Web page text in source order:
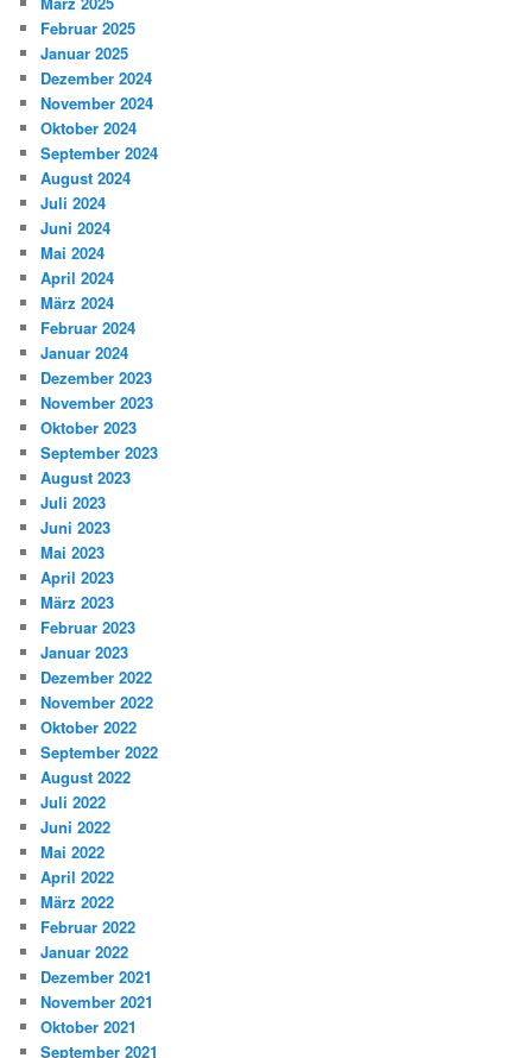
Februar 2025
Januar 2025
Dezember 2024
November 2024
Oktober 2024
September 2024
August 2024
Juli 2024
Juni 2024
Mai 2024
April 2024
März 2024
Februar 2024
Januar 2024
Dezember 2023
November 2023
Oktober 2023
September 2023
August 2023
Juli 2023
Juni 2023
Mai 2023
April 2023
März 2023
Februar 2023
Januar 2023
Dezember 2022
November 2022
Oktober 2022
September 2022
August 2022
Juli 2022
Juni 2022
Mai 2022
April 2022
März 2022
Februar 2022
Januar 2022
Dezember 2021
November 2021
Oktober 2021
September 2021